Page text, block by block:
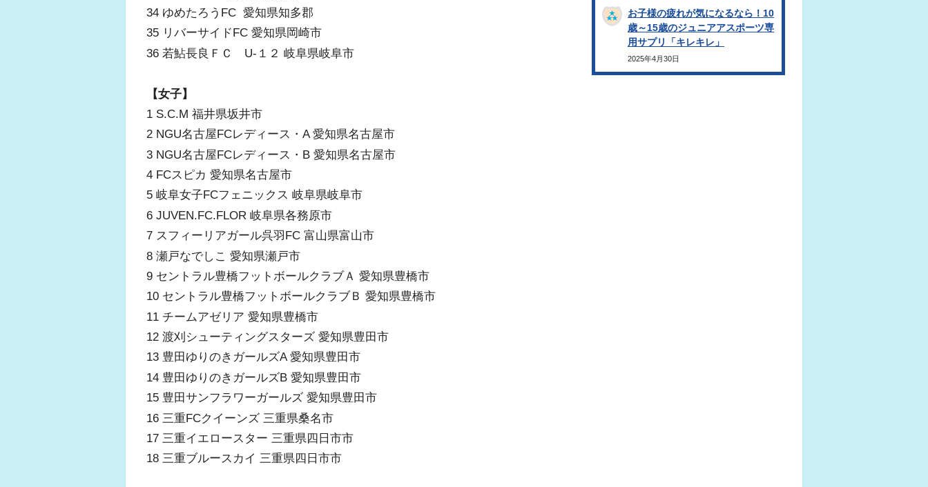
34 ゆめたろうFC 愛知県知多郡
35 リバーサイドFC 愛知県岡崎市
36 若鮎長良ＦＣ U-１２ 岐阜県岐阜市
【女子】
1 S.C.M 福井県坂井市
2 NGU名古屋FCレディース・A 愛知県名古屋市
3 NGU名古屋FCレディース・B 愛知県名古屋市
4 FCスピカ 愛知県名古屋市
5 岐阜女子FCフェニックス 岐阜県岐阜市
6 JUVEN.FC.FLOR 岐阜県各務原市
7 スフィーリアガール呉羽FC 富山県富山市
8 瀬戸なでしこ 愛知県瀬戸市
9 セントラル豊橋フットボールクラブＡ 愛知県豊橋市
10 セントラル豊橋フットボールクラブＢ 愛知県豊橋市
11 チームアゼリア 愛知県豊橋市
12 渡刈シューティングスターズ 愛知県豊田市
13 豊田ゆりのきガールズA 愛知県豊田市
14 豊田ゆりのきガールズB 愛知県豊田市
15 豊田サンフラワーガールズ 愛知県豊田市
16 三重FCクイーンズ 三重県桑名市
17 三重イエロースター 三重県四日市市
18 三重ブルースカイ 三重県四日市市
お子様の疲れが気になるなら！10
歳～15歳のジュニアアスポーツ専
用サプリ「キレキレ」
2025年4月30日